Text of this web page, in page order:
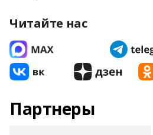
Читайте нас
Партнеры